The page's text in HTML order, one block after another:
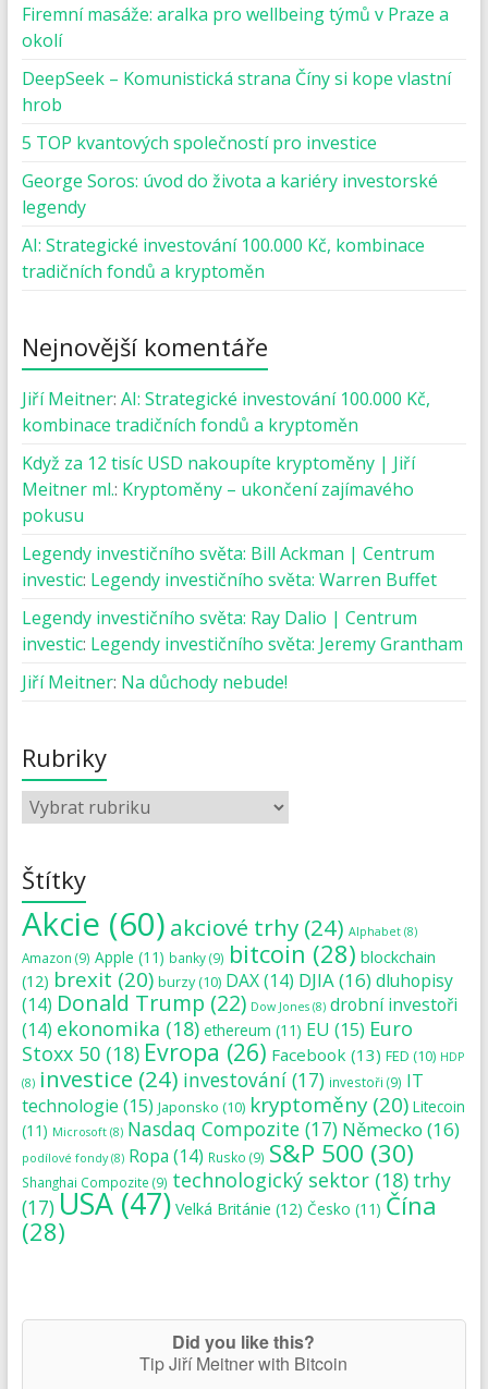
Firemní masáže: aralka pro wellbeing týmů v Praze a
okolí
DeepSeek – Komunistická strana Číny si kope vlastní
hrob
5 TOP kvantových společností pro investice
George Soros: úvod do života a kariéry investorské
legendy
AI: Strategické investování 100.000 Kč, kombinace
tradičních fondů a kryptoměn
Nejnovější komentáře
Jiří Meitner: AI: Strategické investování 100.000 Kč,
kombinace tradičních fondů a kryptoměn
Když za 12 tisíc USD nakoupíte kryptoměny | Jiří
Meitner ml.: Kryptoměny – ukončení zajímavého
pokusu
Legendy investičního světa: Bill Ackman | Centrum
investic: Legendy investičního světa: Warren Buffet
Legendy investičního světa: Ray Dalio | Centrum
investic: Legendy investičního světa: Jeremy Grantham
Jiří Meitner: Na důchody nebude!
Rubriky
Štítky
Akcie (60) akciové trhy(24) Alphabet(8)
Amazon (9) Apple (11) banky(9) bitcoin (28) blockchain
(12) brexit (20) burzy(10) DAX(14) DJIA (16)dluhopisy
(14) Donald Trump (22) Dow Jones(8) drobní investoři
(14) ekonomika (18) ethereum (11) EU (15) Euro
Stoxx 50(18) Evropa (26) Facebook (13) FED (10) HDP
(8) investice (24) investování(17) investoři (9) IT
technologie (15) Japonsko (10) kryptoměny(20) Litecoin
(11) Microsoft(8) Nasdaq Compozite(17) Německo (16)
podílové fondy(8) Ropa (14) Rusko (9) S&P 500 (30)
Shanghai Compozite (9) technologický sektor(18) trhy
(17)USA(47) Velká Británie (12) Česko (11) Čína
(28)
Did you like this?
Tip Jiří Meitner with Bitcoin